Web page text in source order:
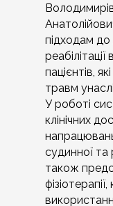
підходам до
реабілітації
пацієнтів,
травм
У роботі
клінічних
судинної та
також